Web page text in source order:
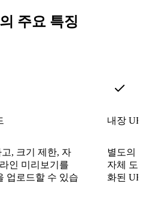
주요 특징
, 크기 제한, 자
인 미리보기를
업로드할 수 있습
내장
별도의
자체 도
화된